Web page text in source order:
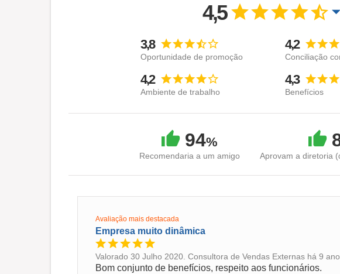
Temos uma cultura forte e única, capaz de nos levar além, para
Somos um dos maiores bancos digitais do país e uma das
Tá a fim de uma carreira que rende mais? Confira nossas vagas
Trabalhamos para ajudar a construir um país em que dinheiro
uma ferramenta poderosa que impulsiona as aspirações de cada
Missão:
4,5
3,8
Oportunidade de promoção
4,2
Conciliação
4,2
Ambiente de trabalho
4,3
Benefícios
94%
Recomendaria a um amigo Aprovam a diretoria
Avaliação mais destacada
Empresa muito dinâmica
Valorado 30 Julho 2020. Consultora de Vendas Externas há 9
Bom conjunto de benefícios, respeito aos funcionários.